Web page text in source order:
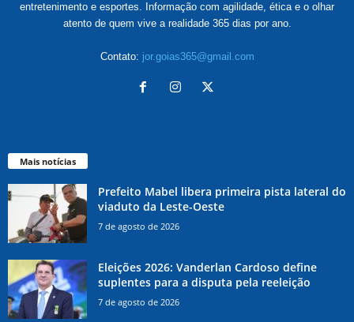
entretenimento e esportes. Informação com agilidade, ética e o olhar
atento de quem vive a realidade 365 dias por ano.
Contato: jor.goias365@gmail.com
Mais notícias
Prefeito Mabel libera primeira pista lateral do
viaduto da Leste-Oeste
7 de agosto de 2026
Eleições 2026: Vanderlan Cardoso define
suplentes para a disputa pela reeleição
7 de agosto de 2026